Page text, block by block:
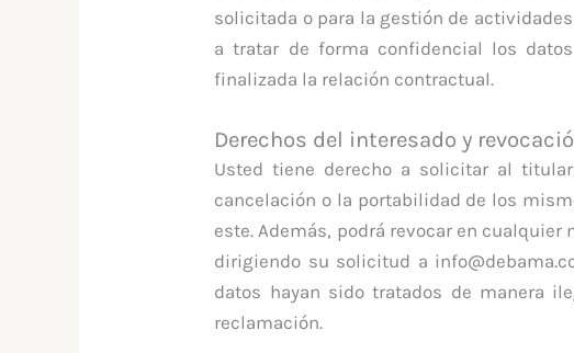
solicitada o para la gestión de actividades
a tratar de forma confidencial los
finalizada la relación contractual.
Derechos del interesado y
Usted tiene derecho a solicitar al
cancelación o la portabilidad de los
este. Además, podrá revocar en
dirigiendo su solicitud a
datos hayan sido tratados de manera
reclamación.